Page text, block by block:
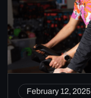
February 12, 2025